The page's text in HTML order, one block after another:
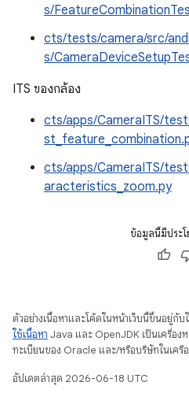
s/
cts/tests/camera/src/
s/
ITS ของกล้อง
cts/apps/CameraITS/
cts/apps/CameraITS/
aracteristics_zoom.py
ข้อมูลนี้มีประ
ตัวอย่างเนื้อหาและโค้ดในหน้าเว็บนี้ขึ้นอยู่กั
ใช้เนื้อหา Java และ OpenJDK เป็นเครื่อง
ทะเบียนของ Oracle และ/หรือบริษัทในเครือ
อัปเดตล่าสุด 2026-06-18 UTC